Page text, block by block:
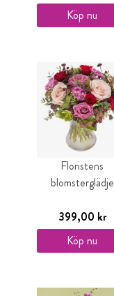
Köp nu
Floristens
blomsterglädje
399,00 kr
Köp nu